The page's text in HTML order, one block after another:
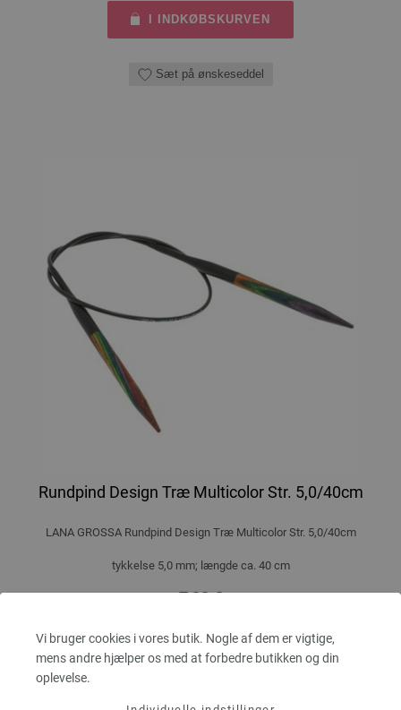
Vi bruger cookies i vores butik. Nogle af dem er vigtige,
mens andre hjælper os med at forbedre butikken og din
oplevelse.
I INDKØBSKURVEN
Sæt på ønskeseddel
Rundpind Design Træ Multicolor Str. 5,0/40cm
LANA GROSSA Rundpind Design Træ Multicolor Str. 5,0/40cm
tykkelse 5,0 mm; længde ca. 40 cm
7,98 €
MÆNGDE